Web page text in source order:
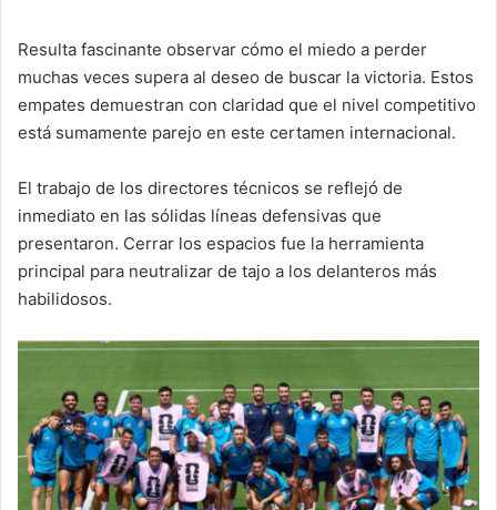
Resulta fascinante observar cómo el miedo a perder
muchas veces supera al deseo de buscar la victoria. Estos
empates demuestran con claridad que el nivel competitivo
está sumamente parejo en este certamen internacional.
El trabajo de los directores técnicos se reflejó de
inmediato en las sólidas líneas defensivas que
presentaron. Cerrar los espacios fue la herramienta
principal para neutralizar de tajo a los delanteros más
habilidosos.